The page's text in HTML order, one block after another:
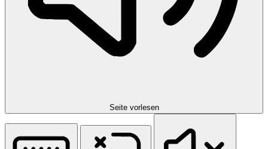
Seite vorlesen